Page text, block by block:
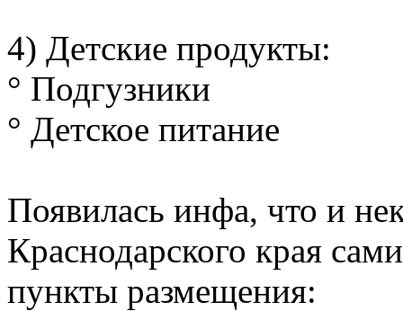
4) Детские продукты:
° Подгузники
° Детское питание
Появилась инфа, что и
Краснодарского края
пункты размещения: